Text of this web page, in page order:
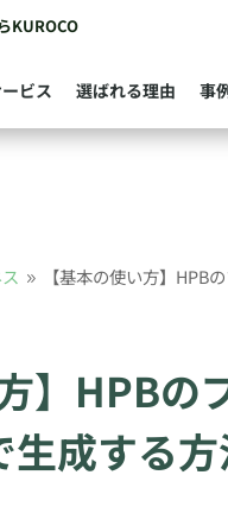
KUROCO
ビス 選ばれる理由 事
9 【基本の使い方】HPB
】HPBの
成する